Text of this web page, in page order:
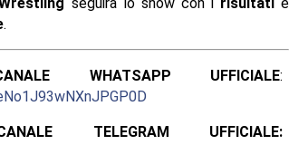
.
WHATSAPP UFFICIALE:
TELEGRAM UFFICIALE: